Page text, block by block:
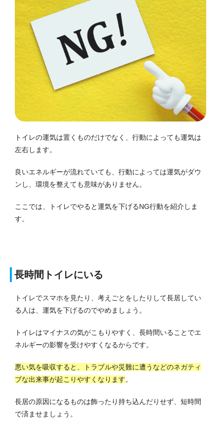
トイレの運気は置くものだけでなく、行動によっても運気は
左右します。
良いエネルギーが流れていても、行動によっては運気がダウ
ンし、環境を整えても意味がありません。
ここでは、トイレでやると運気を下げるNG行動を紹介しま
す。
長時間トイレにいる
トイレでスマホを見たり、考えごとをしたりして長居してい
る人は、運気を下げるのでやめましょう。
トイレはマイナスの気がこもりやすく、長時間いることでエ
ネルギーの影響を受けやすくなるからです。
悪い気を吸収すると、トラブルや災難に遭うなどのネガティ
ブな出来事が起こりやすくなります。
長居の原因になるものは飾ったり持ち込んだりせず、短時間
で済ませましょう。